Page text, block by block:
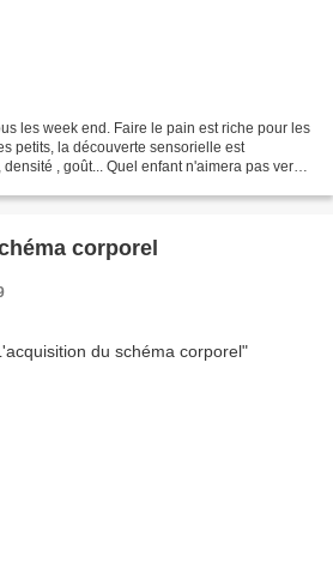
les week end. Faire le pain est riche pour les
petits, la découverte sensorielle est
, goût... Quel enfant n'aimera pas verser
corporel